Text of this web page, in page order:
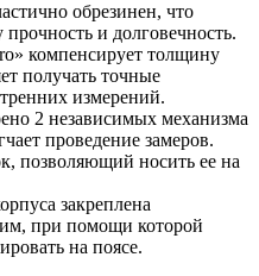
обрезинен, что
и долговечность.
компенсирует толщину
получать точные
измерений.
2 независимых механизма
проведение замеров.
позволяющий носить ее на
закреплена
при помощи которой
на поясе.